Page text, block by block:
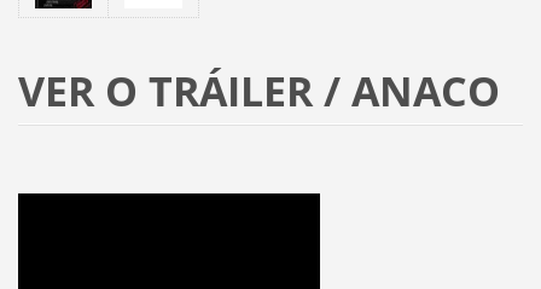
VER O TRÁILER / ANACO